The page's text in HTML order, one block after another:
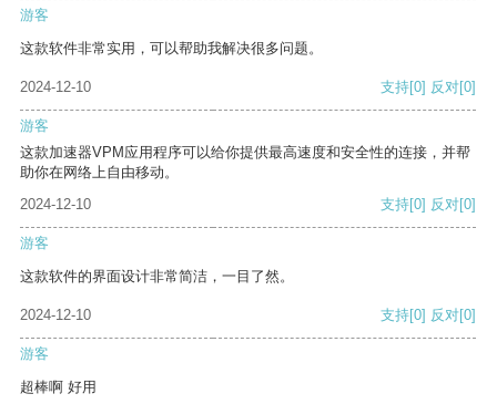
游客
这款软件非常实用，可以帮助我解决很多问题。
2024-12-10 支持[0] 反对[0]
游客
这款加速器VPM应用程序可以给你提供最高速度和安全性的连接，并帮
助你在网络上自由移动。
2024-12-10
支持[0] 反对[0]
游客
这款软件的界面设计非常简洁，一目了然。
2024-12-10 支持[0] 反对[0]
游客
超棒啊 好用